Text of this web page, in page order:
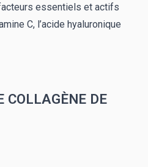
essentiels et actifs
C, l’acide hyaluronique
COLLAGÈNE DE